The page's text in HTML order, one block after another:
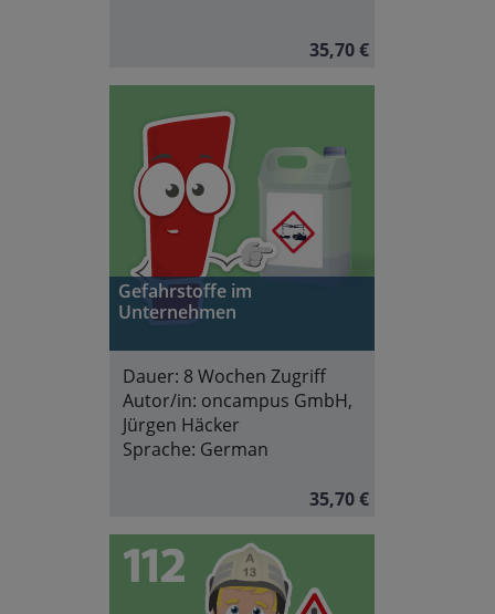
35,70 €
Gefahrstoffe im
Unternehmen
Dauer: 8 Wochen Zugriff
Autor/in: oncampus GmbH,
Jürgen Häcker
Sprache: German
35,70 €